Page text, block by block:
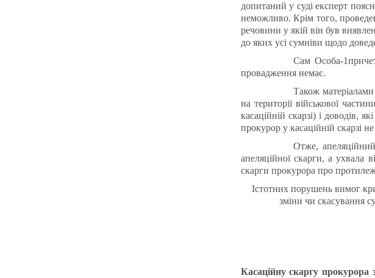
допитаний у суді експерт
неможливо. Крім того,
речовини у якій він був
до яких усі сумніви щодо
Сам Особа-
провадження немає.
Також
на території військової
касаційній скарзі) і доводів,
прокурор у касаційній скарзі не
Отже,
апеляційної скарги, а ухвала
скарги прокурора про
Істотних порушень вимог
зміни чи скасування
Касаційну скаргу